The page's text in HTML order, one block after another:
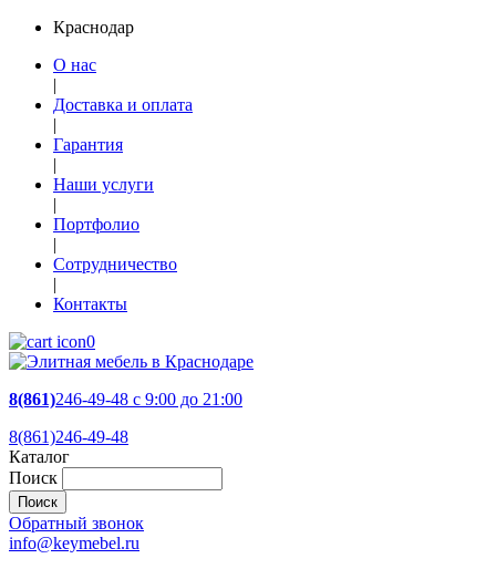
Краснодар
О нас
|
Доставка и оплата
|
Гарантия
|
Наши услуги
|
Портфолио
|
Сотрудничество
|
Контакты
0
8(861)246-49-48 c 9:00 до 21:00
8(861)246-49-48
Каталог
Поиск
Обратный звонок
info@keymebel.ru